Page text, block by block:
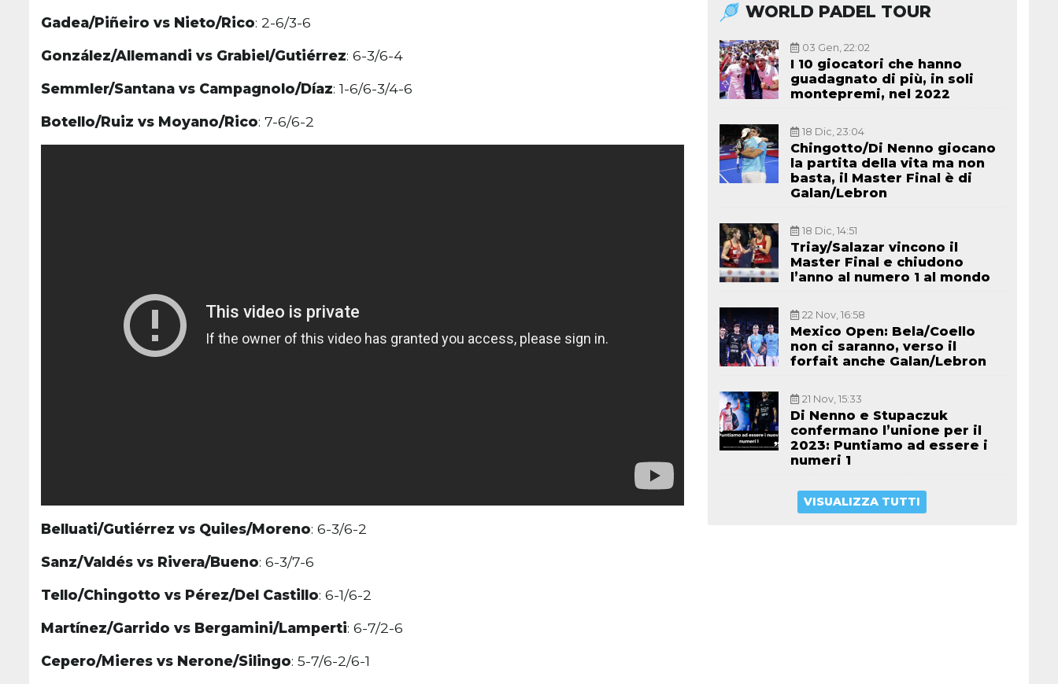
Gadea/Piñeiro vs Nieto/Rico: 2-6/3-6
González/Allemandi vs Grabiel/Gutiérrez: 6-3/6-4
Semmler/Santana vs Campagnolo/Díaz: 1-6/6-3/4-6
Botello/Ruiz vs Moyano/Rico: 7-6/6-2
Belluati/Gutiérrez vs Quiles/Moreno: 6-3/6-2
Sanz/Valdés vs Rivera/Bueno: 6-3/7-6
Tello/Chingotto vs Pérez/Del Castillo: 6-1/6-2
Martínez/Garrido vs Bergamini/Lamperti: 6-7/2-6
Cepero/Mieres vs Nerone/Silingo: 5-7/6-2/6-1
WORLD PADEL TOUR
03 Gen, 22:02
I 10 giocatori che hanno
guadagnato di più, in soli
montepremi, nel 2022
18 Dic, 23:04
Chingotto/Di Nenno giocano
la partita della vita ma non
basta, il Master Final è di
Galan/Lebron
18 Dic, 14:51
Triay/Salazar vincono il
Master Final e chiudono
l’anno al numero 1 al mondo
22 Nov, 16:58
Mexico Open: Bela/Coello
non ci saranno, verso il
forfait anche Galan/Lebron
21 Nov, 15:33
Di Nenno e Stupaczuk
confermano l’unione per il
2023: Puntiamo ad essere i
numeri 1
VISUALIZZA TUTTI